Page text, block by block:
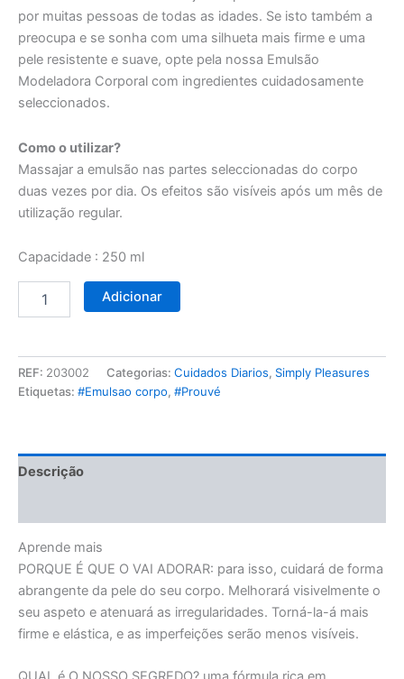
por muitas pessoas de todas as idades. Se isto também a
preocupa e se sonha com uma silhueta mais firme e uma
pele resistente e suave, opte pela nossa Emulsão
Modeladora Corporal com ingredientes cuidadosamente
seleccionados.
Como o utilizar?
Massajar a emulsão nas partes seleccionadas do corpo
duas vezes por dia. Os efeitos são visíveis após um mês de
utilização regular.
Capacidade : 250 ml
Adicionar
REF: 203002 Categorias: Cuidados Diarios, Simply Pleasures
Etiquetas: #Emulsao corpo, #Prouvé
Descrição
Aprende mais
PORQUE É QUE O VAI ADORAR: para isso, cuidará de forma
abrangente da pele do seu corpo. Melhorará visivelmente o
seu aspeto e atenuará as irregularidades. Torná-la-á mais
firme e elástica, e as imperfeições serão menos visíveis.